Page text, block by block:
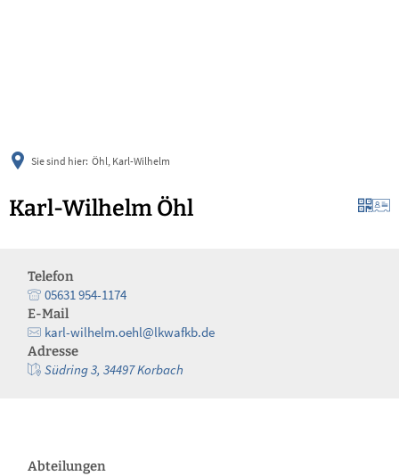
Sie sind hier: Öhl, Karl-Wilhelm
Karl-Wilhelm Öhl
Telefon
05631 954-1174
E-Mail
karl-wilhelm.oehl@lkwafkb.de
Adresse
Südring 3, 34497 Korbach
Abteilungen